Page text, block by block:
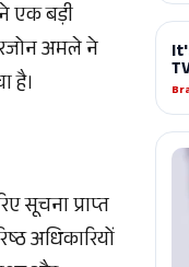
एक बड़ी
अमले ने
है।
सूचना प्राप्त
अधिकारियों